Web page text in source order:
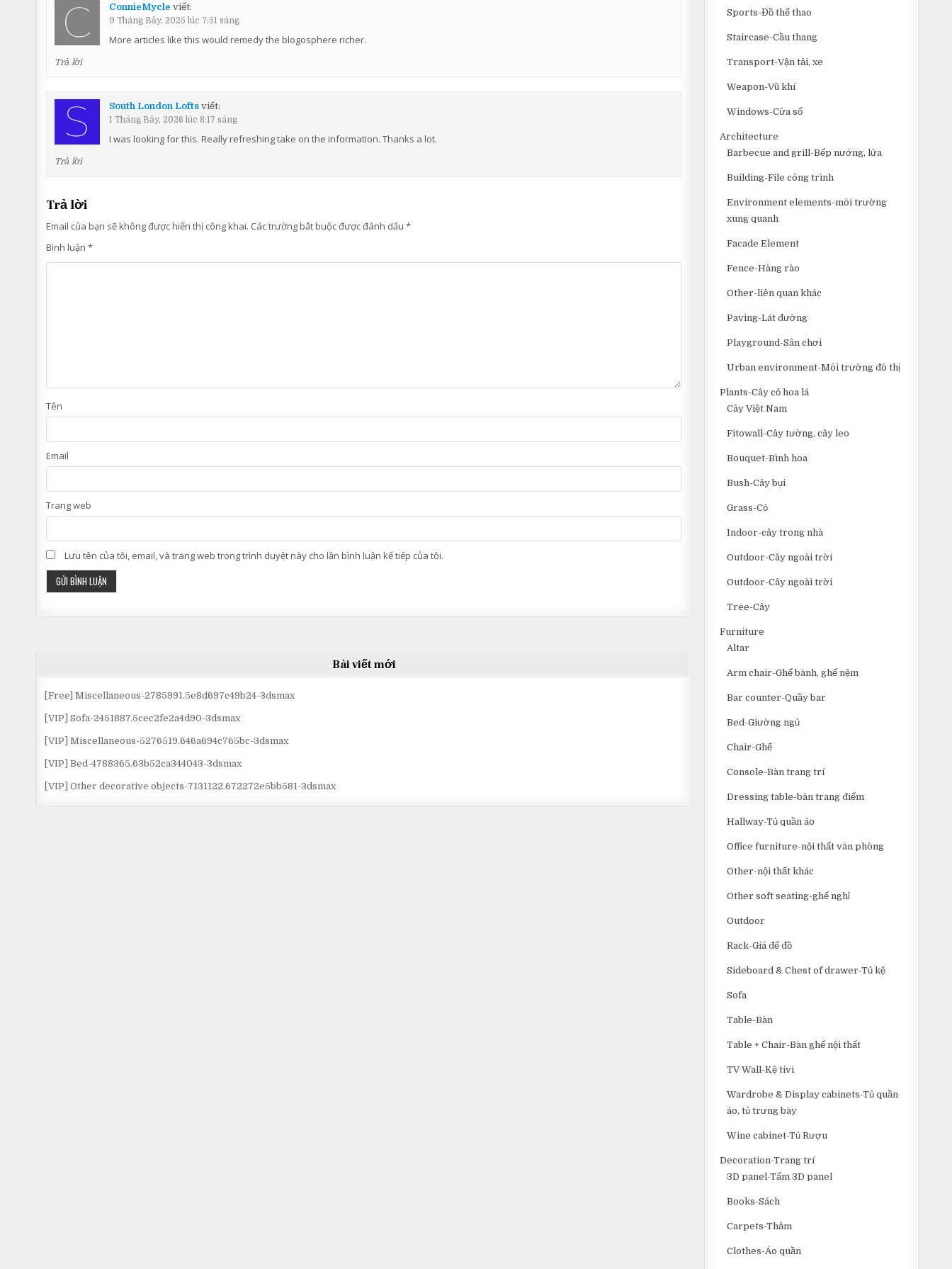
ConnieMycle viết:
9 Tháng Bảy, 2025 lúc 7:51 sáng
More articles like this would remedy the blogosphere richer.
Trả lời
South London Lofts viết:
1 Tháng Bảy, 2026 lúc 8:17 sáng
I was looking for this. Really refreshing take on the information. Thanks a lot.
Trả lời
Trả lời
Email của bạn sẽ không được hiển thị công khai. Các trường bắt buộc được đánh dấu*
Bình luận*
Tên
Email
Trang web
Lưu tên của tôi, email, và trang web trong trình duyệt này cho lần bình luận kế tiếp của tôi.
Bài viết mới
[Free] Miscellaneous-2785991.5e8d697c49b24-3dsmax
[VIP] Sofa-2451887.5cec2fe2a4d90-3dsmax
[VIP] Miscellaneous-5276519.646a694c765bc-3dsmax
[VIP] Bed-4788365.63b52ca344043-3dsmax
[VIP] Other decorative objects-7131122.672272e5bb581-3dsmax
Sports-Đồ thể thao
Staircase-Cầu thang
Transport-Vận tải, xe
Weapon-Vũ khí
Windows-Cửa sổ
Architecture
Barbecue and grill-Bếp nướng, lửa
Building-File công trình
Environment elements-môi trường
xung quanh
Facade Element
Fence-Hàng rào
Other-liên quan khác
Paving-Lát đường
Playground-Sân chơi
Urban environment-Môi trường đô thị
Plants-Cây cỏ hoa lá
Cây Việt Nam
Fitowall-Cây tường, cây leo
Bouquet-Bình hoa
Bush-Cây bụi
Grass-Cỏ
Indoor-cây trong nhà
Outdoor-Cây ngoài trời
Outdoor-Cây ngoài trời
Tree-Cây
Furniture
Altar
Arm chair-Ghế bành, ghế nệm
Bar counter-Quầy bar
Bed-Giường ngủ
Chair-Ghế
Console-Bàn trang trí
Dressing table-bàn trang điểm
Hallway-Tủ quần áo
Office furniture-nội thất văn phòng
Other-nội thất khác
Other soft seating-ghế nghỉ
Outdoor
Rack-Giá để đồ
Sideboard & Chest of drawer-Tủ kệ
Sofa
Table-Bàn
Table + Chair-Bàn ghế nội thất
TV Wall-Kệ tivi
Wardrobe & Display cabinets-Tủ quần
áo, tủ trưng bày
Wine cabinet-Tủ Rượu
Decoration-Trang trí
3D panel-Tấm 3D panel
Books-Sách
Carpets-Thảm
Clothes-Áo quần